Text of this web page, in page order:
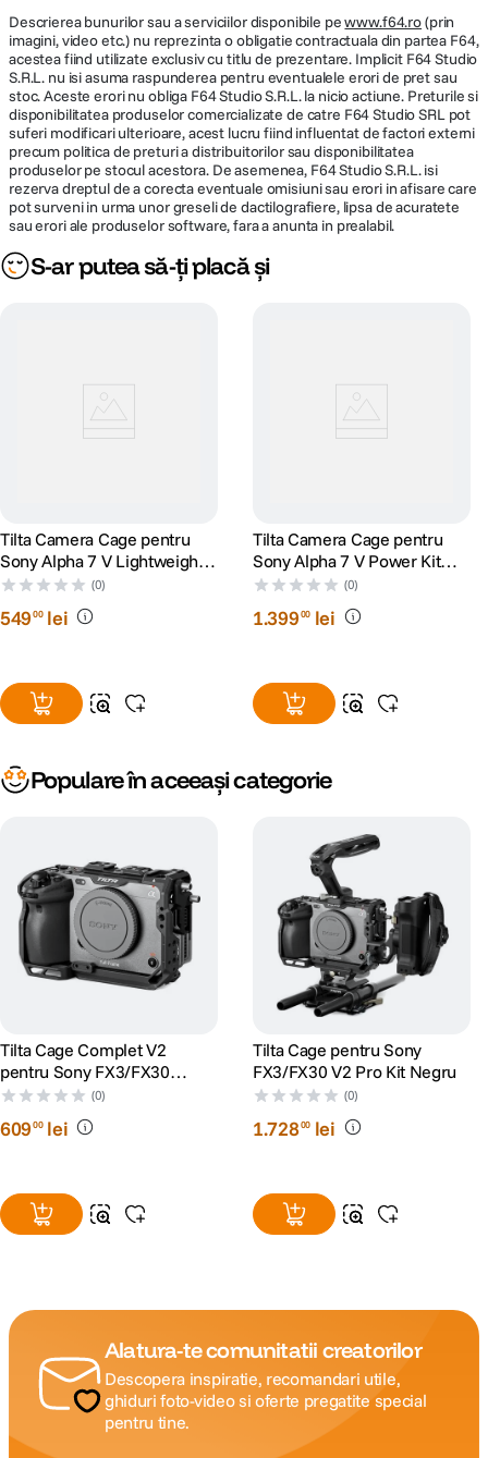
Descrierea bunurilor sau a serviciilor disponibile pewww.f64.ro(prin
imagini, video etc.) nu reprezinta o obligatie contractuala din partea F64,
acestea fiind utilizate exclusiv cu titlu de prezentare. Implicit F64 Studio
S.R.L. nu isi asuma raspunderea pentru eventualele erori de pret sau
stoc. Aceste erori nu obliga F64 Studio S.R.L. la nicio actiune. Preturile si
disponibilitatea produselor comercializate de catre F64 Studio SRL pot
suferi modificari ulterioare, acest lucru fiind influentat de factori externi
precum politica de preturi a distribuitorilor sau disponibilitatea
produselor pe stocul acestora. De asemenea, F64 Studio S.R.L. isi
rezerva dreptul de a corecta eventuale omisiuni sau erori in afisare care
pot surveni in urma unor greseli de dactilografiere, lipsa de acuratete
sau erori ale produselor software, fara a anunta in prealabil.
S-ar putea să-ți placă și
Tilta Camera Cage pentru
Sony Alpha 7 V Lightweight
Kit Negru
(0)
54900 lei
Tilta Camera Cage pentru
Sony Alpha 7 V Power Kit
Negru
(0)
1.39900 lei
Populare în aceeași categorie
Tilta Cage Complet V2
pentru Sony FX3/FX30
Negru
(0)
60900 lei
Tilta Cage pentru Sony
FX3/FX30 V2 Pro Kit Negru
(0)
1.72800 lei
Alatura-te comunitatii creatorilor
Descopera inspiratie, recomandari utile,
ghiduri foto-video si oferte pregatite special
pentru tine.